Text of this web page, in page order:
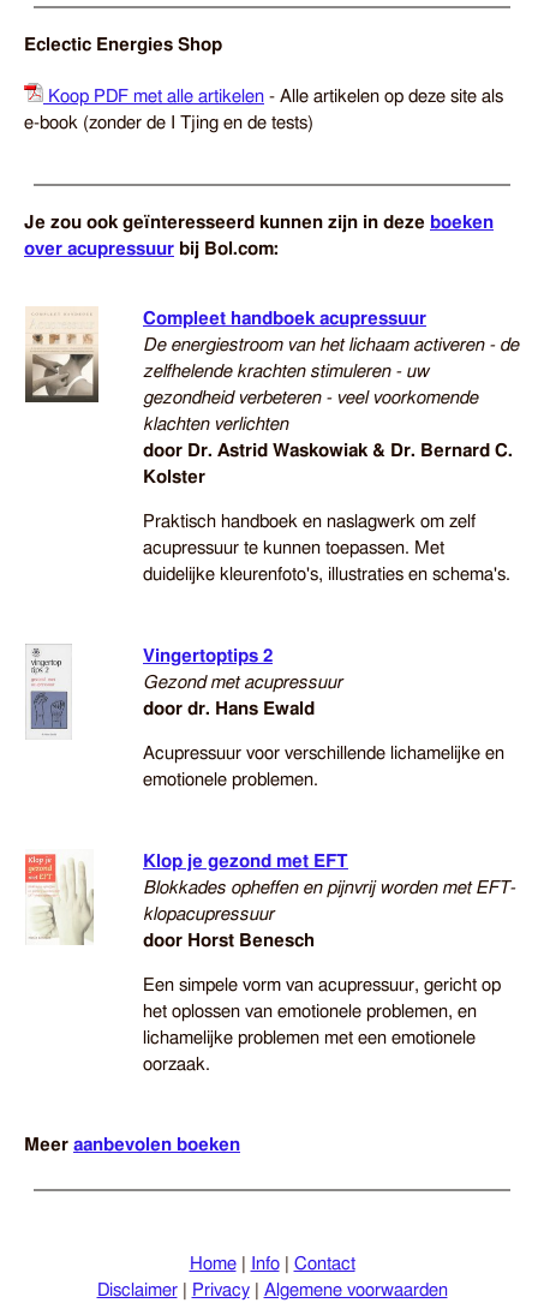
Eclectic Energies Shop
Koop PDF met alle artikelen - Alle artikelen op deze site als
e-book (zonder de I Tjing en de tests)
Je zou ook geïnteresseerd kunnen zijn in deze boeken
over acupressuur bij Bol.com:
Compleet handboek acupressuur
De energiestroom van het lichaam activeren - de
zelfhelende krachten stimuleren - uw
gezondheid verbeteren - veel voorkomende
klachten verlichten
door Dr. Astrid Waskowiak & Dr. Bernard C.
Kolster
Praktisch handboek en naslagwerk om zelf
acupressuur te kunnen toepassen. Met
duidelijke kleurenfoto's, illustraties en schema's.
Vingertoptips 2
Gezond met acupressuur
door dr. Hans Ewald
Acupressuur voor verschillende lichamelijke en
emotionele problemen.
Klop je gezond met EFT
Blokkades opheffen en pijnvrij worden met EFT-
klopacupressuur
door Horst Benesch
Een simpele vorm van acupressuur, gericht op
het oplossen van emotionele problemen, en
lichamelijke problemen met een emotionele
oorzaak.
Meer aanbevolen boeken
Home| Info| Contact
Disclaimer| Privacy| Algemene voorwaarden